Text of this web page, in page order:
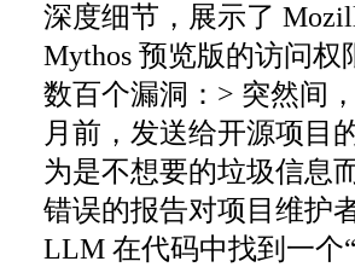
深度细节，展示了
Mythos 预览版的访问
数百个漏洞：> 突然间
月前，发送给开源项目
为是不想要的垃圾信息
错误的报告对项目维护
LLM 在代码中找到一个